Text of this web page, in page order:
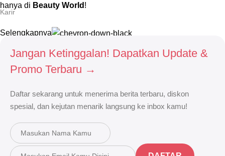
hanya di Beauty World !
Selengkapnya
Karir
Jangan Ketinggalan! Dapatkan Update &
Promo Terbaru →
Daftar sekarang untuk menerima berita terbaru, diskon
spesial, dan kejutan menarik langsung ke inbox kamu!